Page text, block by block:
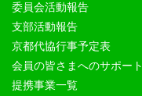
委員会活動報告
支部活動報告
京都代協行事予定表
会員の皆さまへのサポート
提携事業一覧